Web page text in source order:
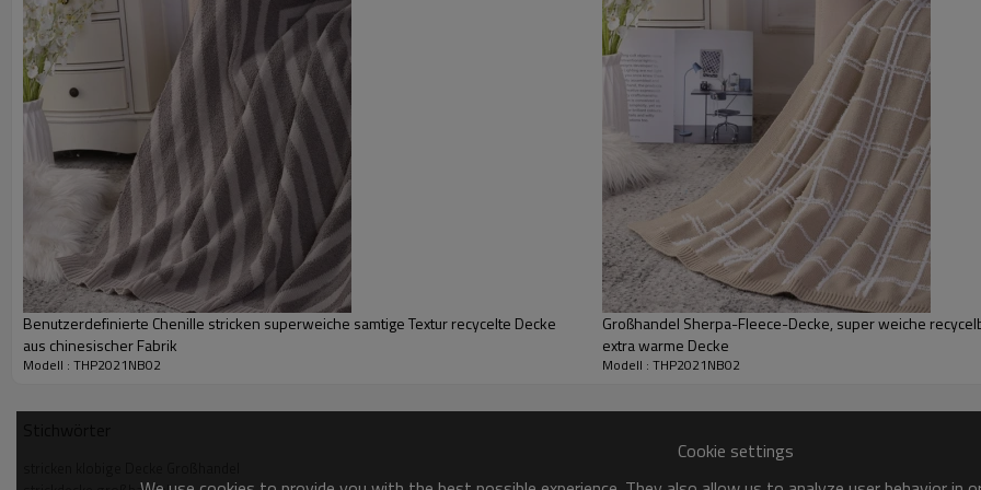
Komposition
Farbe
Größe
MOQ
Verpackung
Versand
Strickdecke Details
Benutzerdefinierte Chenille stricken superweiche samtige Textur recycelte Decke
aus chinesischer Fabrik
Modell : THP2021NB02
Großhandel Sherpa-Fleece-Decke, super weiche
extra warme Decke
Modell : THP2021NB02
Cookie settings